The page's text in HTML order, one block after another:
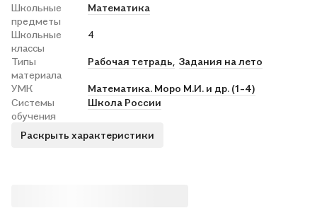
Школьные
предметы
Математика
Школьные
классы
4
Типы
материала
Рабочая тетрадь, Задания на лето
УМК
Математика. Моро М.И. и др. (1-4)
Системы
обучения
Школа России
Раскрыть характеристики